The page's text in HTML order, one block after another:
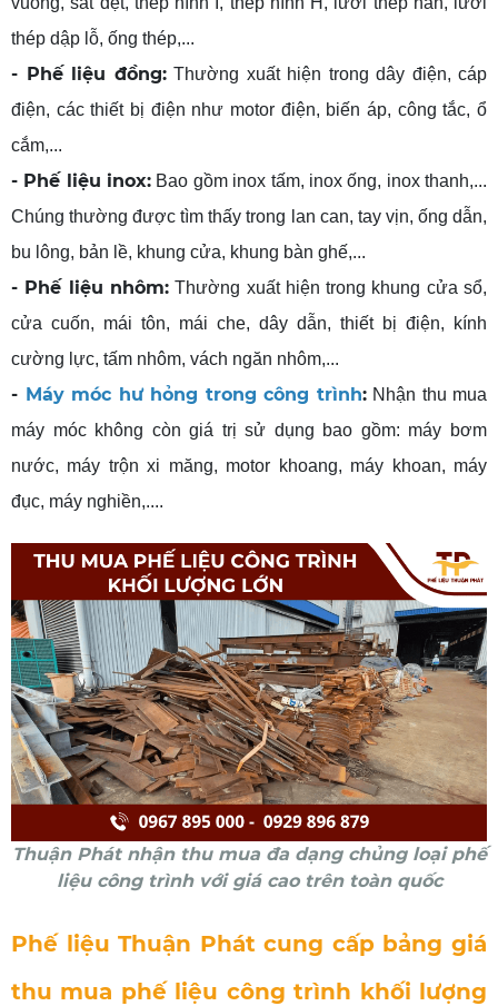
thép dập lỗ, ống thép,...
- Phế liệu đồng:Thường xuất hiện trong dây điện, cáp
điện, các thiết bị điện như motor điện, biến áp, công tắc, ổ
cắm,...
- Phế liệu inox: Bao gồm inox tấm, inox ống, inox thanh,...
Chúng thường được tìm thấy trong lan can, tay vịn, ống dẫn,
bu lông, bản lề, khung cửa, khung bàn ghế,...
- Phế liệu nhôm:Thường xuất hiện trong khung cửa sổ,
cửa cuốn, mái tôn, mái che, dây dẫn, thiết bị điện, kính
cường lực, tấm nhôm, vách ngăn nhôm,...
- Máy móc hư hỏng trong công trình:Nhận thu mua
máy móc không còn giá trị sử dụng bao gồm: máy bơm
nước, máy trộn xi măng, motor khoang, máy khoan, máy
đục, máy nghiền,....
Thuận Phát nhận thu mua đa dạng chủng loại phế
liệu công trình với giá cao trên toàn quốc
Phế liệu Thuận Phát cung cấp bảng giá
thu mua phế liệu công trình khối lượng